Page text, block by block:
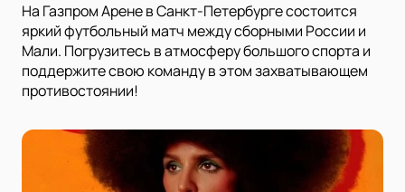
На Газпром Арене в Санкт-Петербурге состоится
яркий футбольный матч между сборными России и
Мали. Погрузитесь в атмосферу большого спорта и
поддержите свою команду в этом захватывающем
противостоянии!